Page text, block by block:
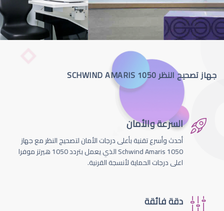
جهاز تصحيح النظر SCHWIND AMARIS 1050
السرعة والأمان
أحدث وأسرع تقنية بأعلى درجات الأمان لتصحيج النظر مع جهاز
Schwind Amaris 1050 الذي يعمل بتردد 1050 هيرتز موفرا
اعلى درجات الحماية لأنسجة القرنية.
دقة فائقة